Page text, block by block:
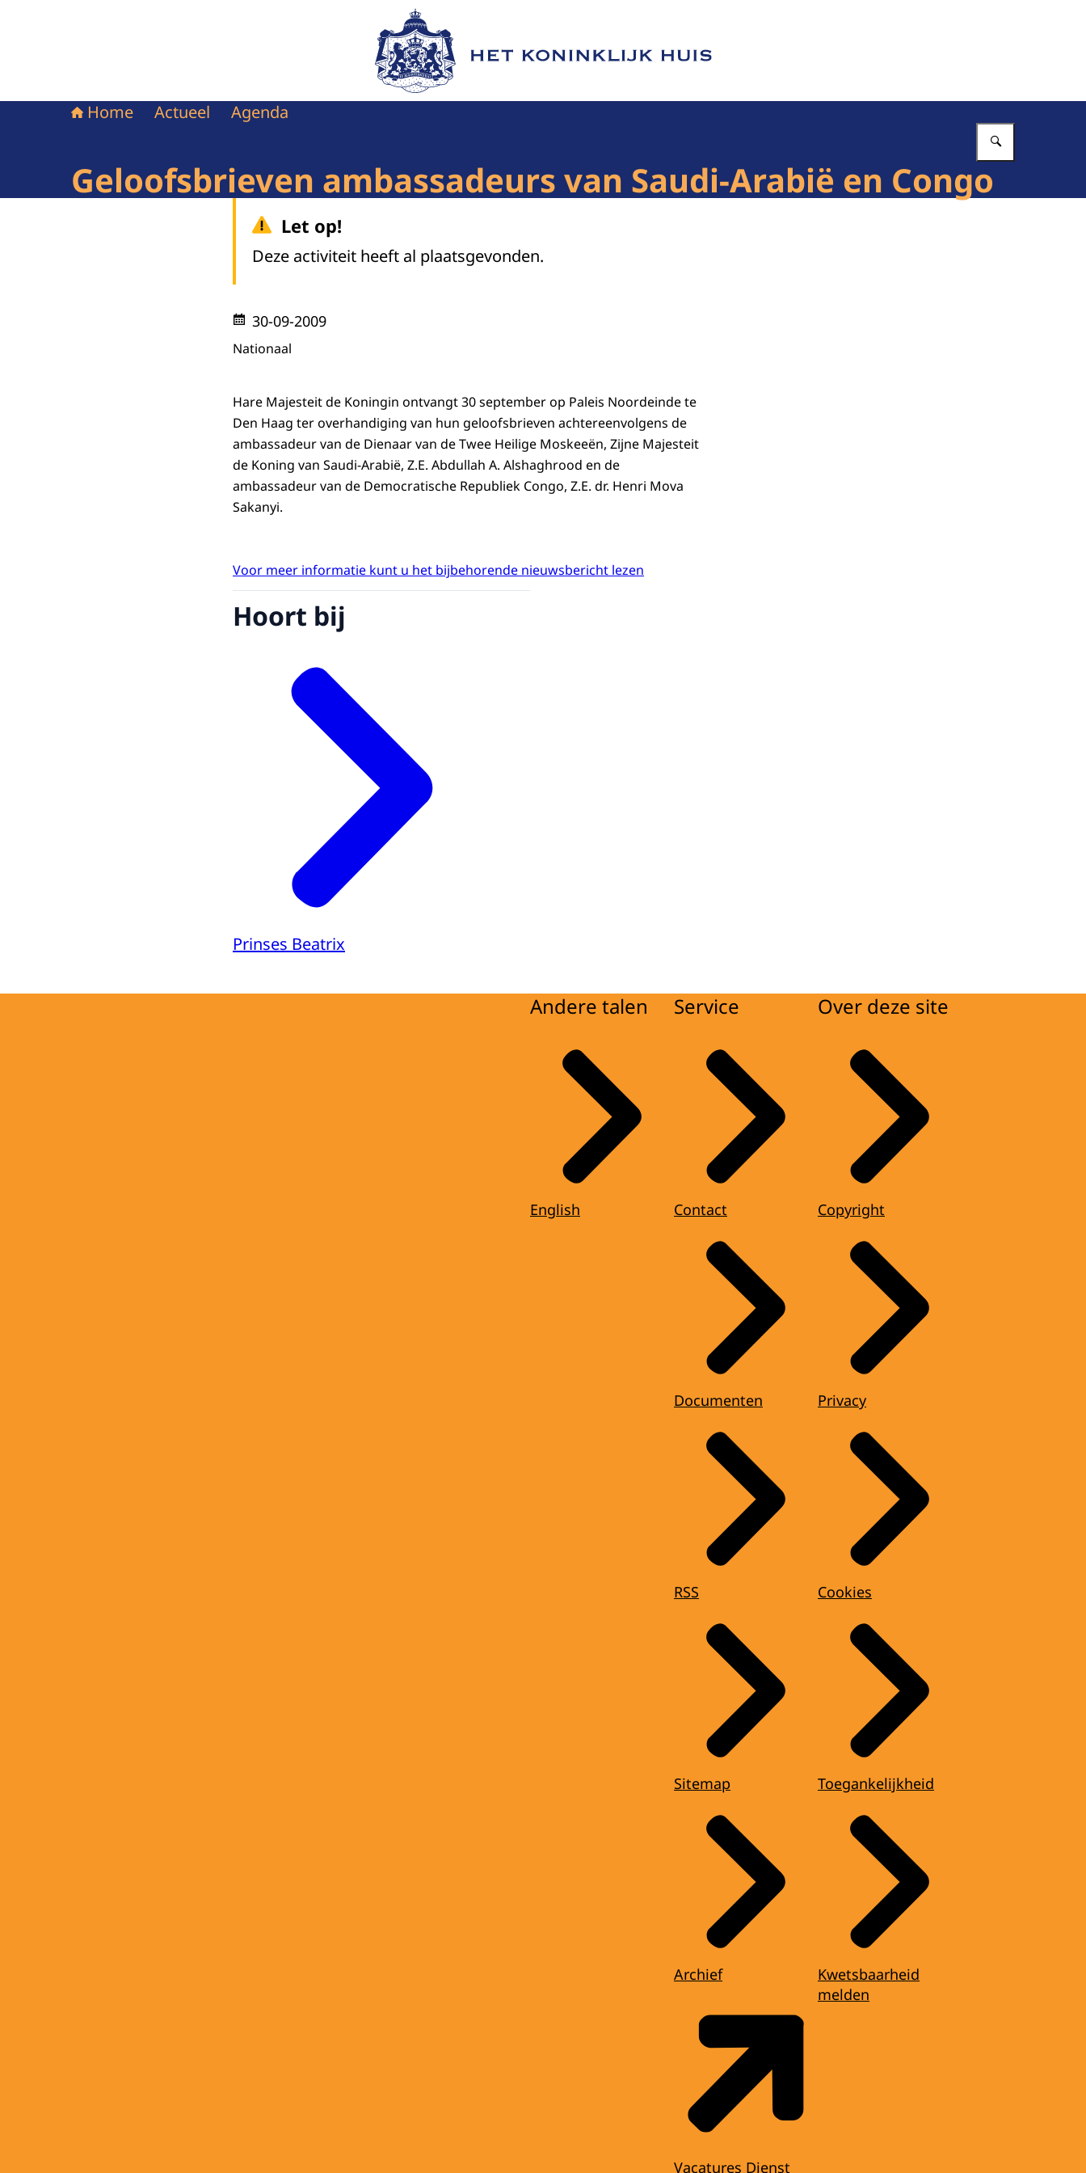
Naar de homepage van Het Koninklijk Huis
Home Actueel Agenda
Geloofsbrieven ambassadeurs van Saudi-Arabië en Congo
Let op!
Deze activiteit heeft al plaatsgevonden.
30-09-2009
Nationaal
Hare Majesteit de Koningin ontvangt 30 september op Paleis Noordeinde te
Den Haag ter overhandiging van hun geloofsbrieven achtereenvolgens de
ambassadeur van de Dienaar van de Twee Heilige Moskeeën, Zijne Majesteit
de Koning van Saudi-Arabië, Z.E. Abdullah A. Alshaghrood en de
ambassadeur van de Democratische Republiek Congo, Z.E. dr. Henri Mova
Sakanyi.
Voor meer informatie kunt u het bijbehorende nieuwsbericht lezen
Hoort bij
Prinses Beatrix
Andere talen
English
Service
Contact
Documenten
RSS
Sitemap
Archief
Vacatures Dienst
Over deze site
Copyright
Privacy
Cookies
Toegankelijkheid
Kwetsbaarheid
melden